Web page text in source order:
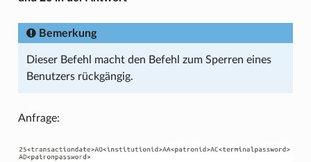
Bemerkung
Dieser Befehl macht den Befehl zum Sperren eines
Benutzers rückgängig.
Anfrage: